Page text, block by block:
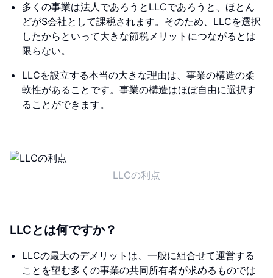
多くの事業は法人であろうとLLCであろうと、ほとん
どがS会社として課税されます。そのため、LLCを選択
したからといって大きな節税メリットにつながるとは
限らない。
LLCを設立する本当の大きな理由は、事業の構造の柔
軟性があることです。事業の構造はほぼ自由に選択す
ることができます。
LLCの利点
LLCとは何ですか？
LLCの最大のデメリットは、一般に組合せて運営する
ことを望む多くの事業の共同所有者が求めるものでは